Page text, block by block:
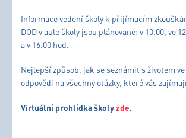
Informace vedení školy k přijímacím
DOD v aule školy jsou plánované: v 10.00, ve
a v 16.00 hod.
Nejlepší způsob, jak se seznámit s životem
odpovědi na všechny otázky, které vás
Virtuální prohlídka školyzde.